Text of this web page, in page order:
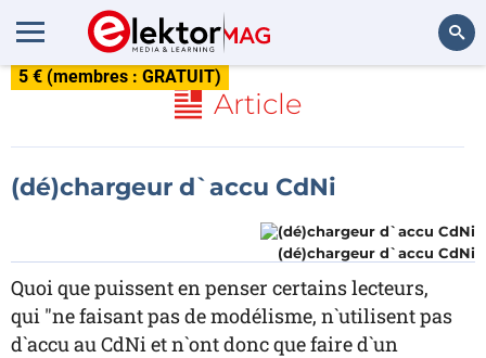
5 € (membres : GRATUIT)
Article
(dé)chargeur d`accu CdNi
(dé)chargeur d`accu CdNi
Quoi que puissent en penser certains lecteurs,
qui "ne faisant pas de modélisme, n`utilisent pas
d`accu au CdNi et n`ont donc que faire d`un